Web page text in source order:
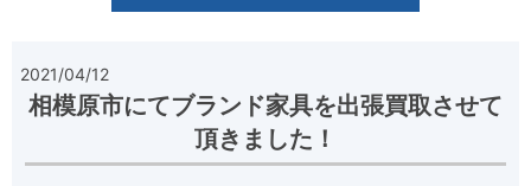
2021/04/12
相模原市にてブランド家具を出張買取させて
頂きました！